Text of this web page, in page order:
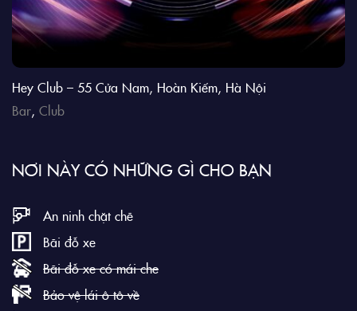
Hey Club – 55 Cửa Nam, Hoàn Kiếm, Hà Nội
Bar, Club
NƠI NÀY CÓ NHỮNG GÌ CHO BẠN
An ninh chặt chẽ
Bãi đỗ xe
Bãi đỗ xe có mái che
Bảo vệ lái ô tô về